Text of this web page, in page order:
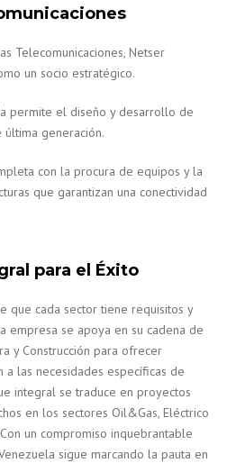
Telecomunicaciones, Netser
un socio estratégico.
permite el diseño y desarrollo de
generación.
con la procura de equipos y la
que garantizan una conectividad
para el Éxito
que cada sector tiene requisitos y
empresa se apoya en su cadena de
y Construcción para ofrecer
a las necesidades específicas de
integral se traduce en proyectos
en los sectores Oil&Gas, Eléctrico
un compromiso inquebrantable
sigue marcando la pauta en